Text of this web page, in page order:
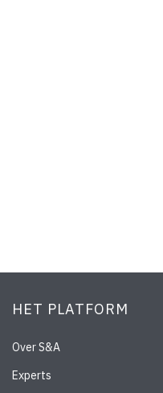
HET PLATFORM
Over S&A
Experts